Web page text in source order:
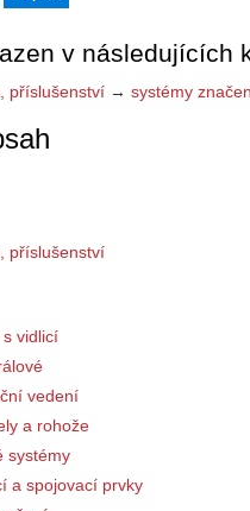
v následujících
příslušenství → systémy
příslušenství
vidlicí
vedení
a rohože
systémy
a spojovací prvky